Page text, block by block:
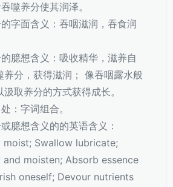
噬养分使其润泽。
字面含义：吞咽滋润，吞食润
臆想含义：吸收精华，滋养自
养分，获得滋润； 像吞咽露水般
取养分的方式获得成长。
：字词组合。
臆想含义的的英语含义：
moist; Swallow lubricate;
and moisten; Absorb essence
oneself; Devour nutrients